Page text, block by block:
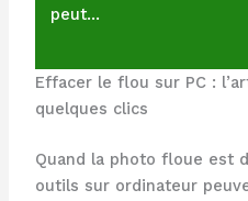
peut…
Effacer le flou sur PC :
quelques clics
Quand la photo floue est
outils sur ordinateur